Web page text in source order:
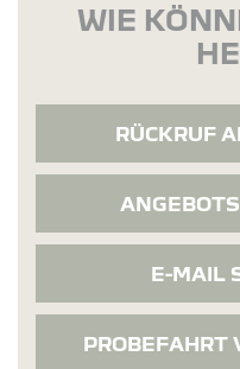
WIE
RÜCKRUF
E-MAIL
PROBEFAHRT